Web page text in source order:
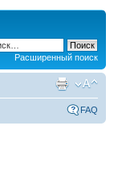
Расширенный поиск
FAQ